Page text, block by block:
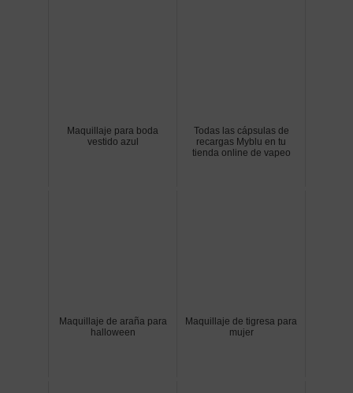
Maquillaje para boda
vestido azul
Todas las cápsulas de
recargas Myblu en tu
tienda online de vapeo
Maquillaje de araña para
halloween
Maquillaje de tigresa para
mujer